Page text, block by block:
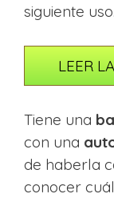
siguiente uso.
LEER
Tiene una
con una
de haberla
conocer